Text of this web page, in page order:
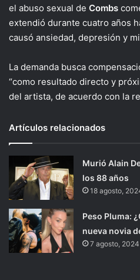
el abuso sexual de Combs
extendió durante cuatro años
causó ansiedad, depresión y
La demanda busca
“como resultado directo y
del artista, de acuerdo con la
Artículos relacionados
Murió Alain
los 88 años
18 agosto,
Peso Pluma:
nueva novia
7 agosto, 2024